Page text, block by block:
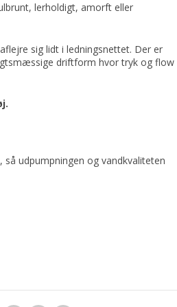
lerholdigt, amorft eller
sig lidt i ledningsnettet. Der er
driftform hvor tryk og flow
udpumpningen og vandkvaliteten